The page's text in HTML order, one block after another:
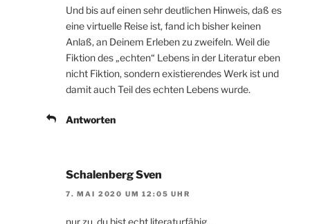
Und bis auf einen sehr deutlichen Hinweis, daß es
eine virtuelle Reise ist, fand ich bisher keinen
Anlaß, an Deinem Erleben zu zweifeln. Weil die
Fiktion des „echten“ Lebens in der Literatur eben
nicht Fiktion, sondern existierendes Werk ist und
damit auch Teil des echten Lebens wurde.
Antworten
Schalenberg Sven
7. MAI 2020 UM 12:05 UHR
nur zu, du bist echt literaturfähig…